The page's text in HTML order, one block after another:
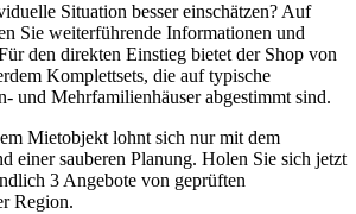
Situation besser einschätzen? Auf
Sie weiterführende Informationen und
den direkten Einstieg bietet der Shop von
Komplettsets, die auf typische
und Mehrfamilienhäuser abgestimmt sind.
Mietobjekt lohnt sich nur mit dem
einer sauberen Planung. Holen Sie sich jetzt
3 Angebote von geprüften
Region.